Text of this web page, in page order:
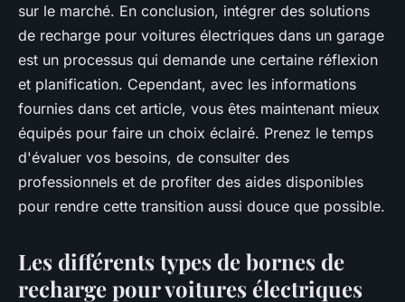
sur le marché. En conclusion, intégrer des solutions
de recharge pour voitures électriques dans un garage
est un processus qui demande une certaine réflexion
et planification. Cependant, avec les informations
fournies dans cet article, vous êtes maintenant mieux
équipés pour faire un choix éclairé. Prenez le temps
d'évaluer vos besoins, de consulter des
professionnels et de profiter des aides disponibles
pour rendre cette transition aussi douce que possible.
Les différents types de bornes de
recharge pour voitures électriques